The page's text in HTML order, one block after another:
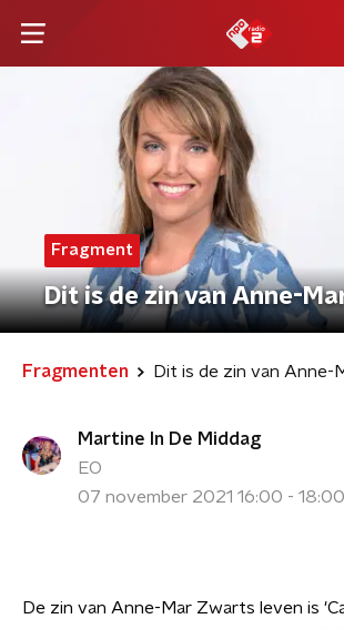
Fragment
Dit is de zin van Anne-
Fragmenten Dit is de zin van Anne-
Martine In De Middag
EO
07 november 2021 16:00 - 18:00
De zin van Anne-Mar Zwarts leven is